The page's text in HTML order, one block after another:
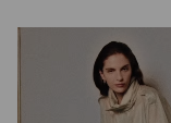
MOP$7,550正
價